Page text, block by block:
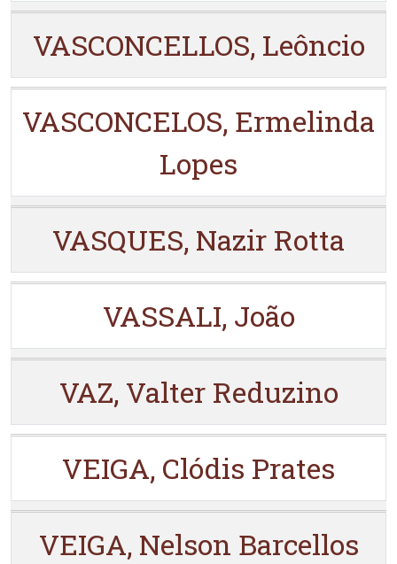
VASCONCELLOS, Leôncio
VASCONCELOS, Ermelinda
Lopes
VASQUES, Nazir Rotta
VASSALI, João
VAZ, Valter Reduzino
VEIGA, Clódis Prates
VEIGA, Nelson Barcellos